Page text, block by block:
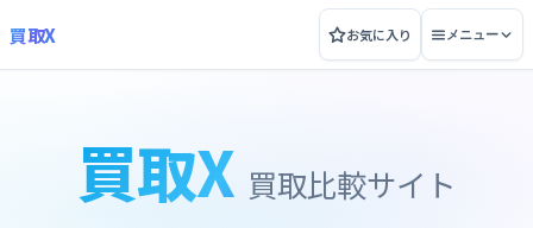
買取X お気に入り メニュー
買取X 買取比較サイト